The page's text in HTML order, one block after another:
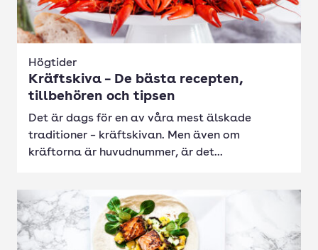
Högtider
Kräftskiva – De bästa recepten,
tillbehören och tipsen
Det är dags för en av våra mest älskade
traditioner – kräftskivan. Men även om
kräftorna är huvudnummer, är det...